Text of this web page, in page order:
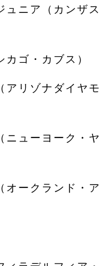
ュニア（カンザス
カゴ・カブス）
アリゾナダイヤモ
ニューヨーク・ヤ
オークランド・ア